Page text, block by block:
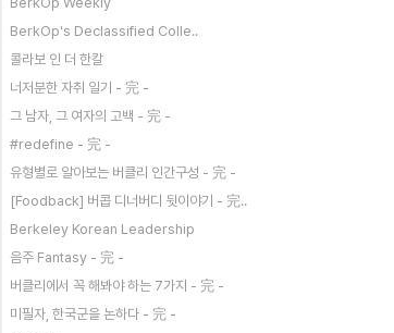
BerkOp's Declassified Colle..
콜라보 인 더 한칼
너저분한 자취 일기 - 完 -
그 남자, 그 여자의 고백 - 完 -
#redefine - 完 -
유형별로 알아보는 버클리 인간구성 - 完 -
[Foodback] 버콥 디너버디 뒷이야기 - 完..
Berkeley Korean Leadership
음주 Fantasy - 完 -
버클리에서 꼭 해봐야 하는 7가지 - 完 -
미필자, 한국군을 논하다 - 完 -